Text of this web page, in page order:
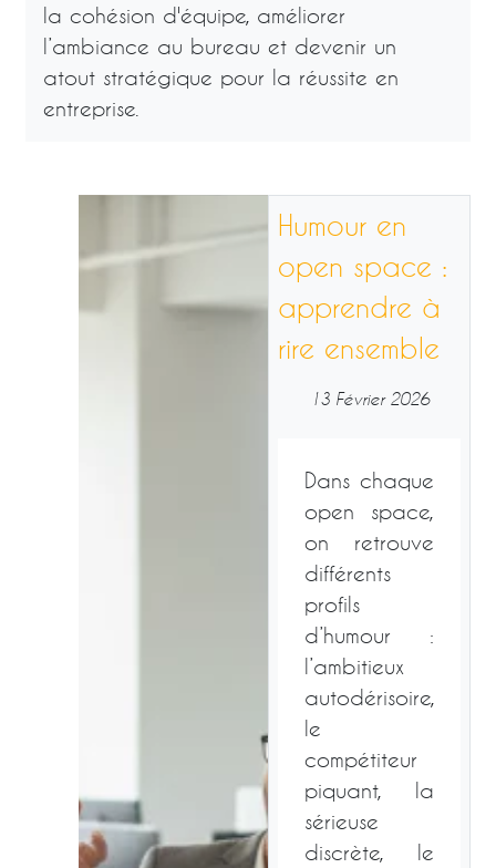
la cohésion d'équipe, améliorer
l’ambiance au bureau et devenir un
atout stratégique pour la réussite en
entreprise.
Humour en
open space :
apprendre à
rire ensemble
13 Février 2026
Dans chaque
open space,
on retrouve
différents
profils
d’humour :
l’ambitieux
autodérisoire,
le
compétiteur
piquant, la
sérieuse
discrète, le